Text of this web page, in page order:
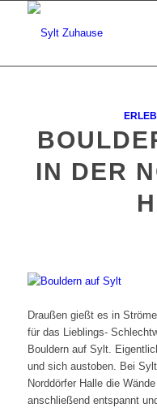
IN DER
Draußen gießt es in
für das Lieblings-
Bouldern auf Sylt.
und sich austoben. Bei
Norddörfer Halle die
anschließend entspannt